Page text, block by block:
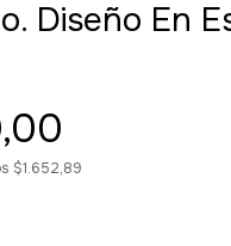
Diseño En
$1.652,89